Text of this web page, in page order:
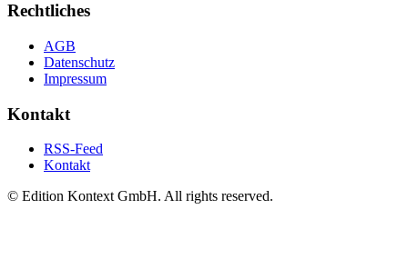
Rechtliches
AGB
Datenschutz
Impressum
Kontakt
RSS-Feed
Kontakt
© Edition Kontext GmbH. All rights reserved.